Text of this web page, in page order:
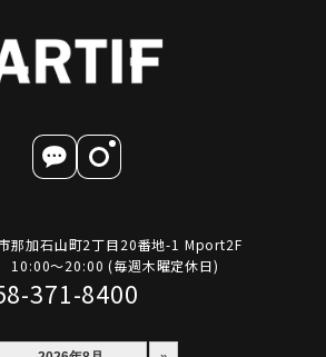
那加石山町2丁目20番地-1 Mport2F
10:00～20:00 (毎週木曜定休日)
371-8400